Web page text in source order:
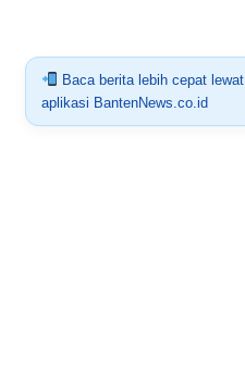
Baca berita lebih cepat lewat
aplikasi BantenNews.co.id